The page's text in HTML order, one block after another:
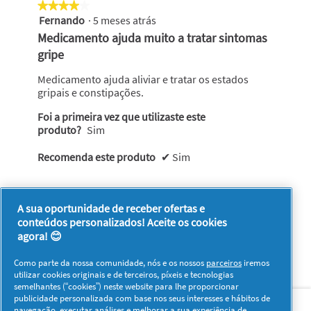
4
★★★★★
★★★★★
4
em
5
estrelas.
Fernando · 5 meses atrás
Medicamento ajuda muito a tratar sintomas
gripe
Medicamento ajuda aliviar e tratar os estados
gripais e constipações.
Foi a primeira vez que utilizaste este
produto? Sim
Recomenda este produto ✔ Sim
Sim ·0 Não ·0 Denunciar
Sobre nós Contacto Visitar www.pg.com
A sua oportunidade de receber ofertas e
conteúdos personalizados! Aceite os cookies
agora! 😊
Como parte da nossa comunidade, nós e os nossos parceiros iremos
utilizar cookies originais e de terceiros, píxeis e tecnologias
semelhantes (“cookies”) neste website para lhe proporcionar
publicidade personalizada com base nos seus interesses e hábitos de